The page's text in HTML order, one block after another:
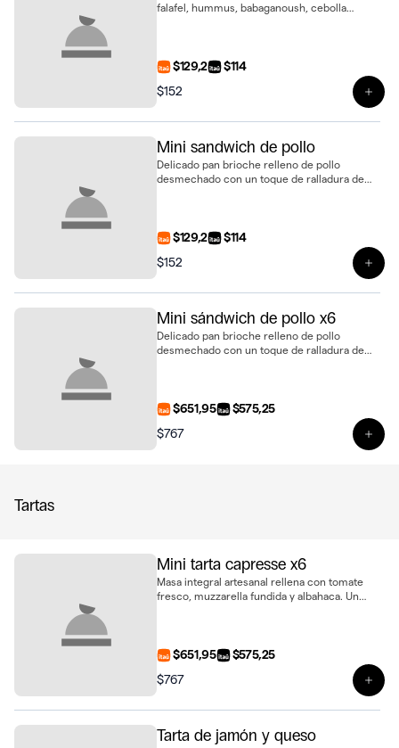
falafel, hummus, babaganoush, cebolla
$129,2
$114
$152
Mini sandwich de pollo
Delicado pan brioche relleno de pollo
desmechado con un toque de ralladura de
$129,2
$114
$152
Mini sándwich de pollo x6
Delicado pan brioche relleno de pollo
desmechado con un toque de ralladura de
de 6 unidades
$651,95
$575,25
$767
Tartas
Mini tarta capresse x6
Masa integral artesanal rellena con tomate
fresco, muzzarella fundida y albahaca. Un
$651,95
$575,25
$767
Tarta de jamón y queso